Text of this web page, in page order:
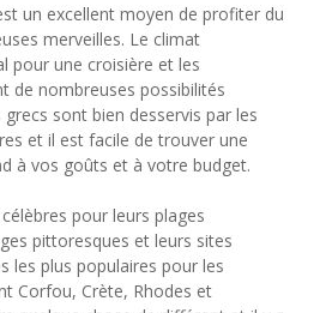
un excellent moyen de profiter du
merveilles. Le climat
pour une croisière et les
de nombreuses possibilités
grecs sont bien desservis par les
et il est facile de trouver une
à vos goûts et à votre budget.
pour leurs plages
pittoresques et leurs sites
les plus populaires pour les
Corfou, Crète, Rhodes et